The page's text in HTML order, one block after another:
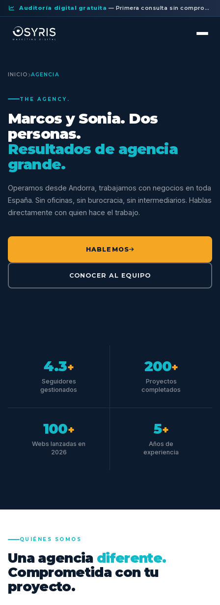
Auditoría digital gratuita — Primera consulta sin compromiso.
INICIO AGENCIA
THE AGENCY.
Marcos y Sonia. Dos
personas.
Resultados de agencia
grande.
Operamos desde Andorra, trabajamos con negocios en toda
España. Sin oficinas, sin burocracia, sin intermediarios. Hablas
directamente con quien hace el trabajo.
HABLEMOS
CONOCER AL EQUIPO
4.3+
Seguidores
gestionados
200+
Proyectos
completados
100+
Webs lanzadas en
2026
5+
Años de
experiencia
QUIÉNES SOMOS
Una agencia diferente.
Comprometida con tu
proyecto.